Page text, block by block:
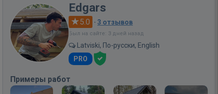
Edgars
5.0 · 3 отзывов
Был на сайте: 3 дней назад
Latviski, По-русски, English
PRO
Примеры работ